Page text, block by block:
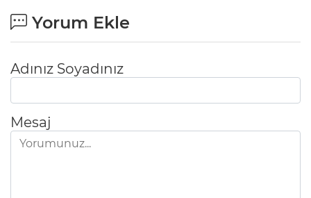
Yorum Ekle
Adınız Soyadınız
Mesaj